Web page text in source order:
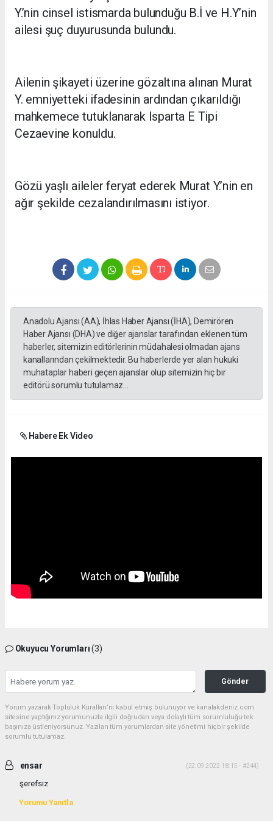
Y.’nin cinsel istismarda bulunduğu B.İ ve H.Y’nin
ailesi şuç duyurusunda bulundu.
Ailenin şikayeti üzerine gözaltına alınan Murat
Y. emniyetteki ifadesinin ardından çıkarıldığı
mahkemece tutuklanarak Isparta E Tipi
Cezaevine konuldu.
Gözü yaşlı aileler feryat ederek Murat Y.’nin en
ağır şekilde cezalandırılmasını istiyor.
Anadolu Ajansı (AA), İhlas Haber Ajansı (İHA), Demirören
Haber Ajansı (DHA) ve diğer ajanslar tarafından eklenen tüm
haberler, sitemizin editörlerinin müdahalesi olmadan ajans
kanallarından çekilmektedir. Bu haberlerde yer alan hukuki
muhataplar haberi geçen ajanslar olup sitemizin hiç bir
editörü sorumlu tutulamaz...
Habere Ek Video
Okuyucu Yorumları(3)
Gönder
Yorum yazarak Topluluk Kuralları’nı kabul etmiş bulunuyor ve kanalakdeniz.com
sitesine yaptığınız yorumunuzla ilgili doğrudan veya dolaylı tüm sorumluluğu tek
başınıza üstleniyorsunuz. Yazılan tüm yorumlardan site yönetimi hiçbir şekilde
sorumlu tutulamaz.
ensar (22.09.2022 18:15 - #244)
şerefsiz
Yorumu Yanıtla